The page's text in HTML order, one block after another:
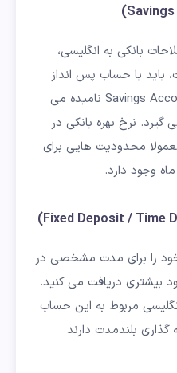
بانکی به انگلیسی،
باید با حساب پس انداز
آشنا شوید. این حساب که Savings Account نامیده می
نرخ بهره بانکی در
محدودیت هایی برای
وجود دارد.
را برای مدت مشخصی در
بیشتری دریافت می کنید.
مربوط به این حساب
بلندمدت دارند